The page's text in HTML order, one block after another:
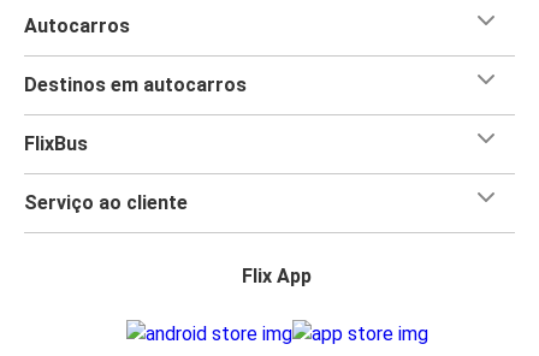
Autocarros
Destinos em autocarros
FlixBus
Serviço ao cliente
Flix App